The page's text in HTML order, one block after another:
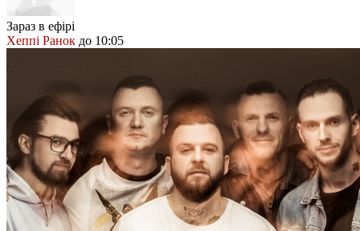
Зараз в ефірі
Хеппі Ранок до 10:05